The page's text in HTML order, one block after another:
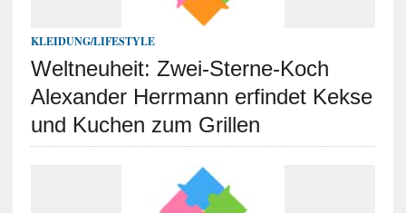
KLEIDUNG/LIFESTYLE
Weltneuheit: Zwei-Sterne-Koch
Alexander Herrmann erfindet Kekse
und Kuchen zum Grillen